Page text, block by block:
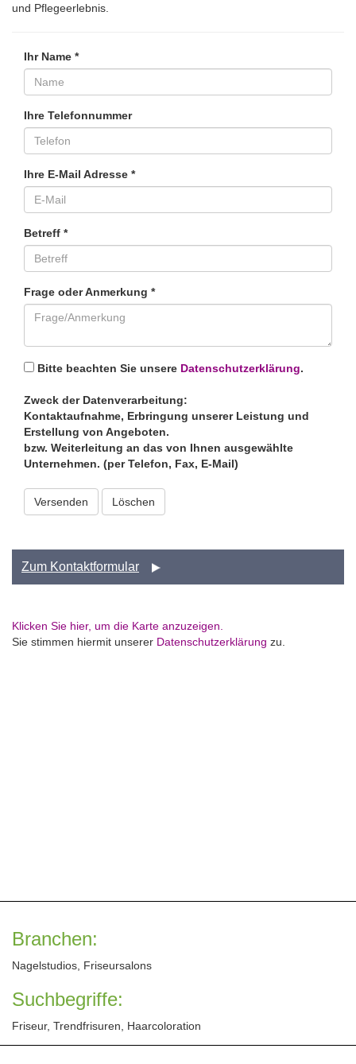
und Pflegeerlebnis.
Ihr Name *
Ihre Telefonnummer
Ihre E-Mail Adresse *
Betreff *
Frage oder Anmerkung *
Bitte beachten Sie unsere Datenschutzerklärung.
Zweck der Datenverarbeitung:
Kontaktaufnahme, Erbringung unserer Leistung und
Erstellung von Angeboten.
bzw. Weiterleitung an das von Ihnen ausgewählte
Unternehmen. (per Telefon, Fax, E-Mail)
Versenden
Zum Kontaktformular
Klicken Sie hier, um die Karte anzuzeigen.
Sie stimmen hiermit unserer Datenschutzerklärung zu.
Branchen:
Nagelstudios, Friseursalons
Suchbegriffe:
Friseur, Trendfrisuren, Haarcoloration